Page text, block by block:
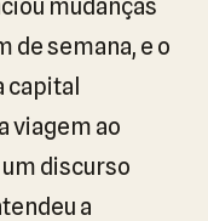
mudanças
de semana, e o
viagem ao
discurso
a